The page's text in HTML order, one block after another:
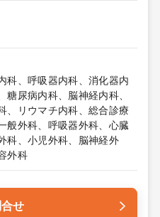
科、呼吸器内科、消化器内
尿病内科、脳神経内科、
、リウマチ内科、総合診療
般外科、呼吸器外科、心臓
科、小児外科、脳神経外
外科
せ